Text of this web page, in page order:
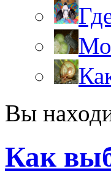
Вы
Как